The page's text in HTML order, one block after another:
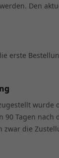
Den
erste
Tagen
zwar die